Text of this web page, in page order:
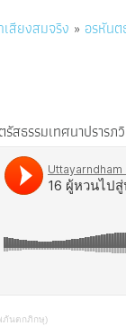
สียงสมจริง อรหัน
รัสธรรมเทศนาปราร
ภันตกภิกษุ)